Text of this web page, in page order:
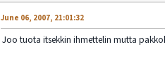
June 06, 2007, 21:01:32
Joo tuota itsekkin ihmettelin mutta